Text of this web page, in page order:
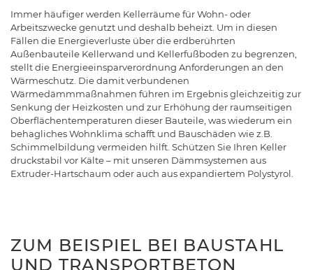
Immer häufiger werden Kellerräume für Wohn- oder
Arbeitszwecke genutzt und deshalb beheizt. Um in diesen
Fällen die Energieverluste über die erdberührten
Außenbauteile Kellerwand und Kellerfußboden zu begrenzen,
stellt die Energieeinsparverordnung Anforderungen an den
Wärmeschutz. Die damit verbundenen
Wärmedämmmaßnahmen führen im Ergebnis gleichzeitig zur
Senkung der Heizkosten und zur Erhöhung der raumseitigen
Oberflächentemperaturen dieser Bauteile, was wiederum ein
behagliches Wohnklima schafft und Bauschäden wie z.B.
Schimmelbildung vermeiden hilft. Schützen Sie Ihren Keller
druckstabil vor Kälte – mit unseren Dämmsystemen aus
Extruder-Hartschaum oder auch aus expandiertem Polystyrol.
ZUM BEISPIEL BEI BAUSTAHL
UND TRANSPORTBETON